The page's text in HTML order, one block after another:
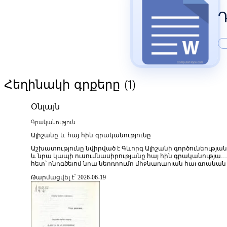
Հեղինակի գրքերը (1)
Օնլայն
Գրականություն
Ալիշանը և հայ հին գրականությունը
Աշխատությունը նվիրված է Գևորգ Ալիշանի գործունեության
և նրա կապի ուսումնասիրությանը հայ հին գրականության
հետ՝ ընդգծելով նրա ներդրումը միջնադարյան հայ գրական
հանրահռչակման գործում։ Հեղինակը վերլուծում է Ալիշանի
գիտական, բանասիրական և մշակութային
գործունեությունը՝ ցույց տալով, թե ինչպես է նա իր
մատենագրությանը, պատմագրությանը և հոգևոր
գրականությանը։ Գրքում դիտարկվում են Ալիշանի
ուսումնասիրությունները հայ միջնադարյան հեղինակների,
Թարմացվել է՝ 2026-06-19